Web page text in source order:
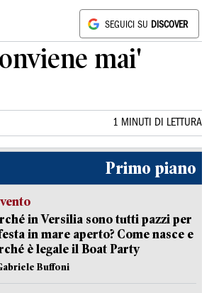
SEGUICI SU DISCOVER
mai'
1 MINUTI DI LETTURA
Primo piano
in Versilia sono tutti pazzi per
in mare aperto? Come nasce e
è legale il Boat Party
Buffoni